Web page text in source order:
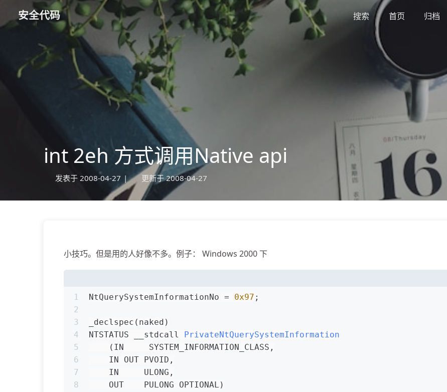
安全代码 搜索 首页 归档
int 2eh 方式调用Native api
发表于 2008-04-27 | 更新于 2008-04-27
小技巧。但是用的人好像不多。例子： Windows 2000 下
1
2
3
4
5
6
7
8
NtQuerySystemInformationNo = 0x97 ;
_declspec(naked)
NTSTATUS __stdcall
PrivateNtQuerySystemInformation
(IN     SYSTEM_INFORMATION_CLASS,
    IN OUT PVOID,
    IN     ULONG,
    OUT    PULONG OPTIONAL)